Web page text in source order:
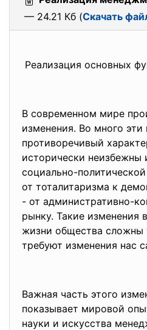
— 24.21 Кб (Скачать
Реализация основных
В современном мире
изменения. Во много
противоречивый
исторически неизбежны
социально-
от тоталитаризма к
- от административно-
рынку. Такие изменения
жизни общества сложны
требуют изменения нас
Важная часть этого
показывает мировой
науки и искусства